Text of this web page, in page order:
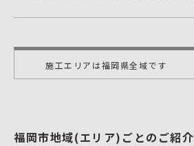
施工エリアは福岡県全域です
福岡市地域(エリア)ごとのご紹介